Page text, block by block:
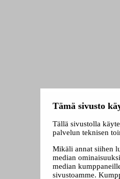
Tämä sivusto
Tällä sivustolla
palvelun teknisen
Mikäli annat siihen
median
median
sivustoamme.